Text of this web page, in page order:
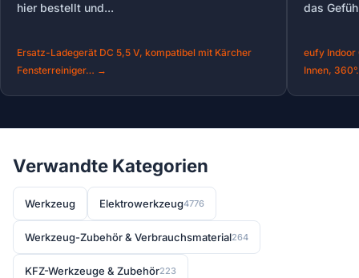
hier bestellt und...
Ersatz-Ladegerät DC 5,5 V, kompatibel mit Kärcher
Fensterreiniger… →
das
eufy Indoor
Innen,
Verwandte Kategorien
Werkzeug Elektrowerkzeug4776
Werkzeug-Zubehör & Verbrauchsmaterial264
KFZ-Werkzeuge & Zubehör223